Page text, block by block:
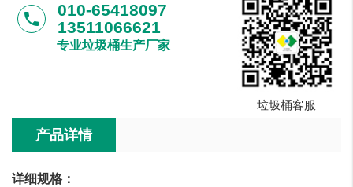
phone
010-65418097
13511066621
专业垃圾桶生产厂家
垃圾桶客服
产品详情
详细规格：